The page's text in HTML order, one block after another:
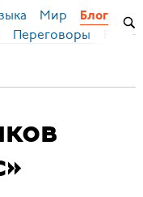
Мир Блог
Переговоры